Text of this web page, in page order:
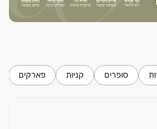
רלוונטית, איכותית ומדויקת.
סופרים קניות פארקים